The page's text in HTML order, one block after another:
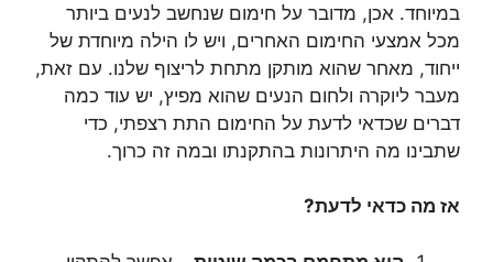
במיוחד. אכן, מדובר על חימום שנחשב לנעים ביותר
מכל אמצעי החימום האחרים, ויש לו הילה מיוחדת של
ייחוד, מאחר שהוא מותקן מתחת לריצוף שלנו. עם זאת,
מעבר ליוקרה ולחום הנעים שהוא מפיץ, יש עוד כמה
דברים שכדאי לדעת על החימום התת רצפתי, כדי
שתבינו מה היתרונות בהתקנתו ובמה זה כרוך.
אז מה כדאי לדעת?